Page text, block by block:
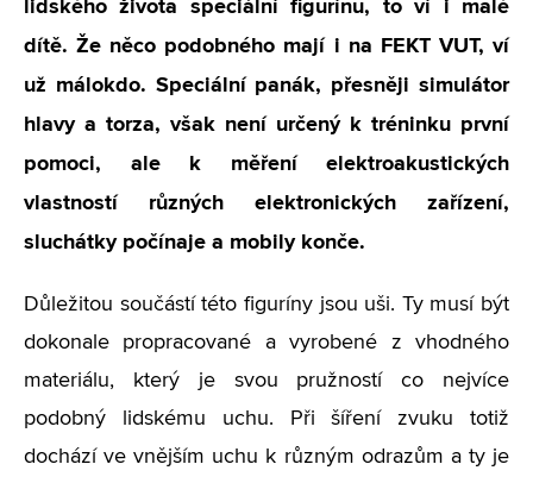
lidského života speciální figurínu, to ví i malé
dítě. Že něco podobného mají i na FEKT VUT, ví
už málokdo. Speciální panák, přesněji simulátor
hlavy a torza, však není určený k tréninku první
pomoci, ale k měření elektroakustických
vlastností různých elektronických zařízení,
sluchátky počínaje a mobily konče.
Důležitou součástí této figuríny jsou uši. Ty musí být
dokonale propracované a vyrobené z vhodného
materiálu, který je svou pružností co nejvíce
podobný lidskému uchu. Při šíření zvuku totiž
dochází ve vnějším uchu k různým odrazům a ty je